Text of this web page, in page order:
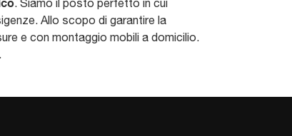
. Siamo il posto perfetto in cui
Allo scopo di garantire la
e con montaggio mobili a domicilio.